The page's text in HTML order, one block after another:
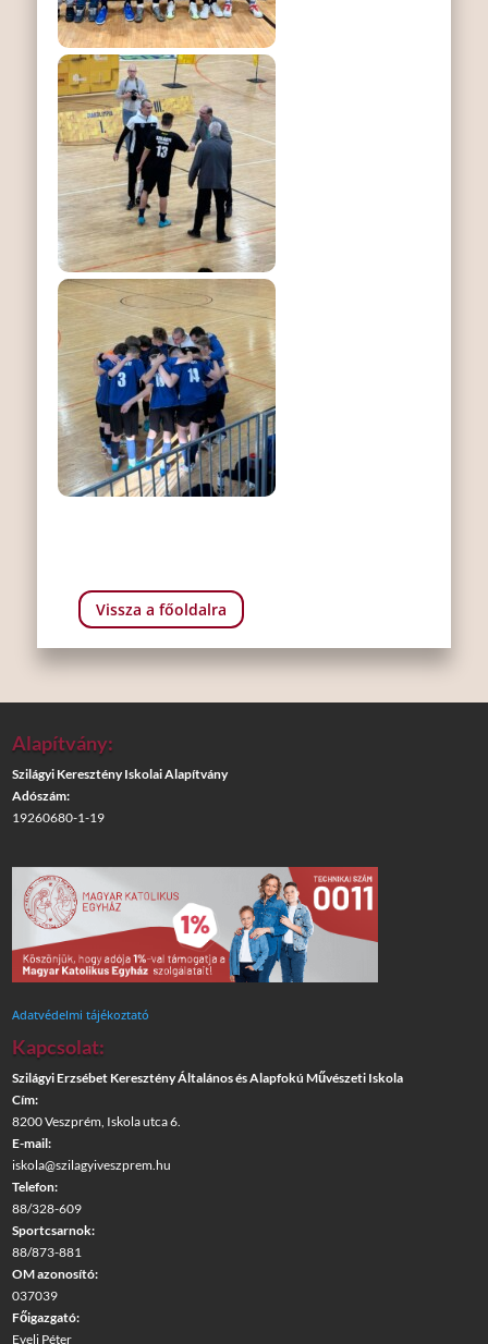
Vissza a főoldalra
Alapítvány:
Szilágyi Keresztény Iskolai Alapítvány
Adószám:
19260680-1-19
Adatvédelmi tájékoztató
Kapcsolat:
Szilágyi Erzsébet Keresztény Általános és Alapfokú Művészeti Iskola
Cím:
8200 Veszprém, Iskola utca 6.
E-mail:
iskola@szilagyiveszprem.hu
Telefon:
88/328-609
Sportcsarnok:
88/873-881
OM azonosító:
037039
Főigazgató:
Eveli Péter